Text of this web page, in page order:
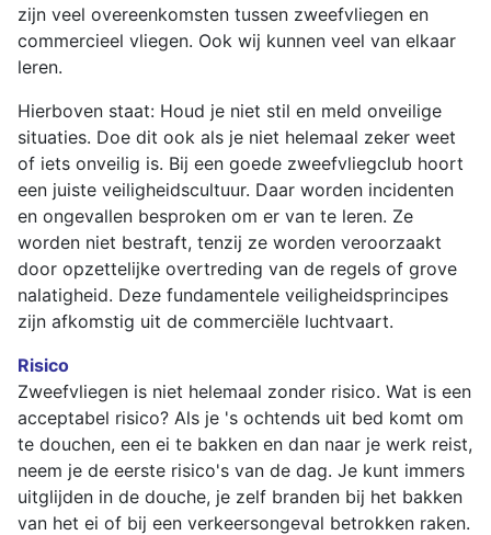
zijn veel overeenkomsten tussen zweefvliegen en
commercieel vliegen. Ook wij kunnen veel van elkaar
leren.
Hierboven staat: Houd je niet stil en meld onveilige
situaties. Doe dit ook als je niet helemaal zeker weet
of iets onveilig is. Bij een goede zweefvliegclub hoort
een juiste veiligheidscultuur. Daar worden incidenten
en ongevallen besproken om er van te leren. Ze
worden niet bestraft, tenzij ze worden veroorzaakt
door opzettelijke overtreding van de regels of grove
nalatigheid. Deze fundamentele veiligheidsprincipes
zijn afkomstig uit de commerciële luchtvaart.
Risico
Zweefvliegen is niet helemaal zonder risico. Wat is een
acceptabel risico? Als je 's ochtends uit bed komt om
te douchen, een ei te bakken en dan naar je werk reist,
neem je de eerste risico's van de dag. Je kunt immers
uitglijden in de douche, je zelf branden bij het bakken
van het ei of bij een verkeersongeval betrokken raken.